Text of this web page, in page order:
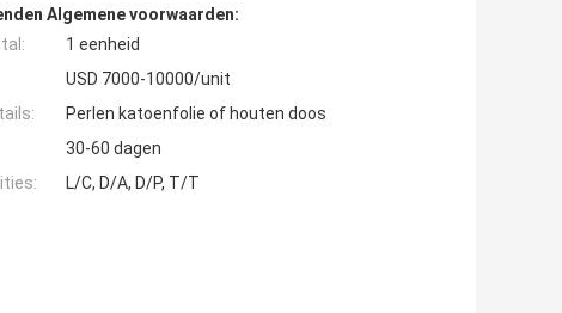
Algemene voorwaarden:
1 eenheid
USD 7000-10000/unit
Perlen katoenfolie of houten doos
30-60 dagen
L/C, D/A, D/P, T/T